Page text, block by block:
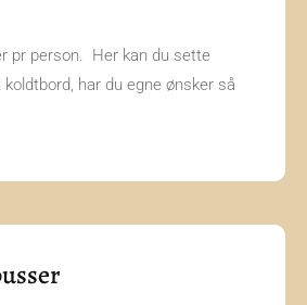
pr person. Her kan du sette
har du egne ønsker så